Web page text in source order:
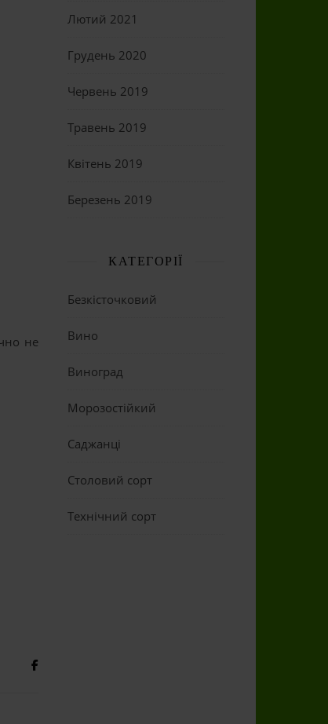
не
Лютий 2021
Грудень 2020
Червень 2019
Травень 2019
Квітень 2019
Березень 2019
КАТЕГОРІЇ
Безкісточковий
Вино
Виноград
Морозостійкий
Саджанці
Столовий сорт
Технічний сорт